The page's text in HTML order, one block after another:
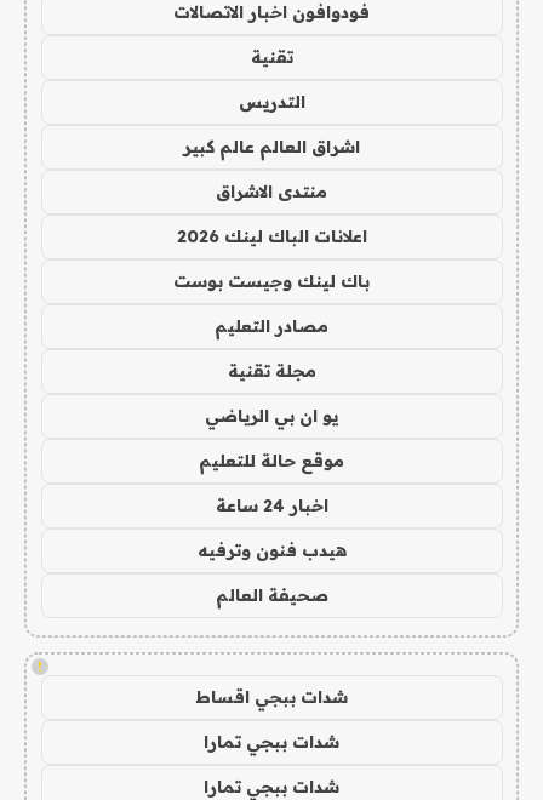
فودوافون اخبار الاتصالات
تقنية
التدريس
اشراق العالم عالم كبير
منتدى الاشراق
اعلانات الباك لينك 2026
باك لينك وجيست بوست
مصادر التعليم
مجلة تقنية
يو ان بي الرياضي
موقع حالة للتعليم
اخبار 24 ساعة
هيدب فنون وترفيه
صحيفة العالم
!
شدات ببجي اقساط
شدات ببجي تمارا
شدات ببجي تمارا